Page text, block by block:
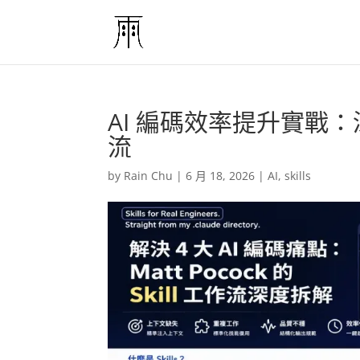
AI 編碼效率提升實戰
流
by Rain Chu |6 月 18, 2026 |AI,skills